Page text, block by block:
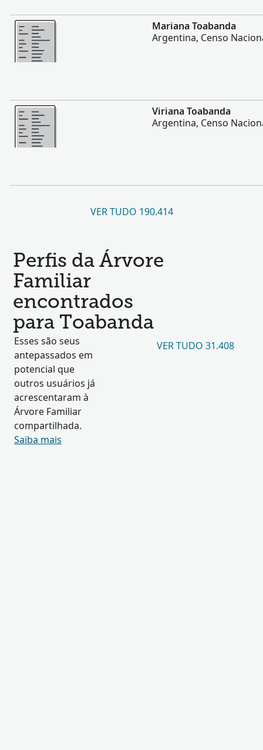
Mais
Mariana Toabanda
Argentina, Censo
Mais
Viriana Toabanda
Argentina, Censo
VER TUDO 190.414
Perfis da Árvore
Familiar
encontrados
para Toabanda
Esses são seus
antepassados em
potencial que
outros usuários já
acrescentaram à
Árvore Familiar
compartilhada.
Saiba mais
VER TUDO 31.408